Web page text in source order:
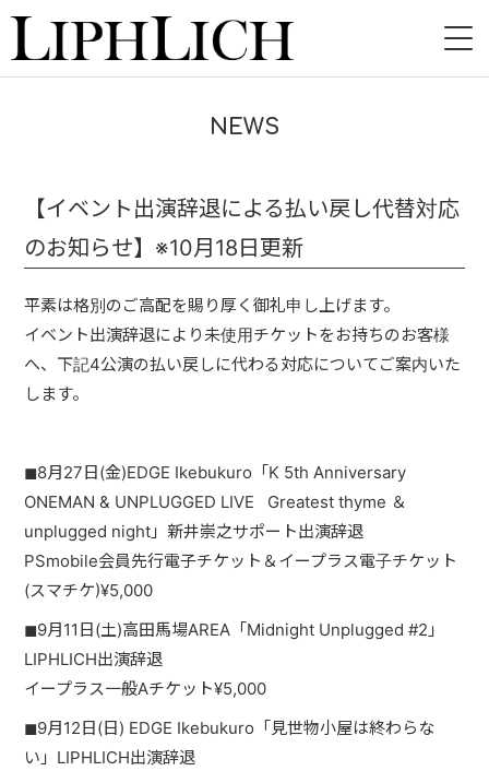
LIVE
INSTORE
BAND
VIDEO
DISCOGRAPHY
PAST LIVE
GOODS
CONTACT
MESSAGE
NEWS
【イベント出演辞退による払い戻し代替対応
のお知らせ】※10月18日更新
平素は格別のご高配を賜り厚く御礼申し上げます。
イベント出演辞退により未使用チケットをお持ちのお客様
へ、下記4公演の払い戻しに代わる対応についてご案内いた
します。
◼︎8月27日(金)EDGE Ikebukuro「K 5th Anniversary
ONEMAN & UNPLUGGED LIVE Greatest thyme ＆
unplugged night」新井崇之サポート出演辞退
PSmobile会員先行電子チケット＆イープラス電子チケット
(スマチケ)¥5,000
◼︎9月11日(土)高田馬場AREA「Midnight Unplugged #2」
LIPHLICH出演辞退
イープラス一般Aチケット¥5,000
◼︎9月12日(日) EDGE Ikebukuro「見世物小屋は終わらな
い」LIPHLICH出演辞退